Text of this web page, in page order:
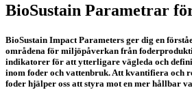
BioSustain Parametrar
BioSustain Impact Parameters ger dig en
områdena för miljöpåverkan från
indikatorer för att ytterligare vägleda och
inom foder och vattenbruk. Att kvantifiera och
foder hjälper oss att styra mot en mer hållbar